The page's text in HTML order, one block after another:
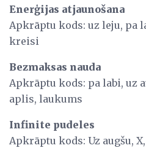
Enerģijas atjaunošana
Apkrāptu kods: uz leju, pa
kreisi
Bezmaksas nauda
Apkrāptu kods: pa labi, uz
aplis, laukums
Infinite pudeles
Apkrāptu kods: Uz augšu,